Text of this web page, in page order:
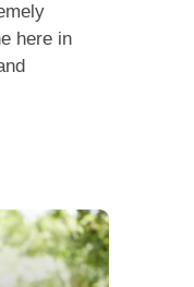
here in